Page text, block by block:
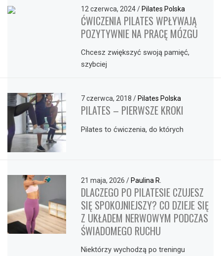
12 czerwca, 2024/ Pilates Polska
ĆWICZENIA PILATES WPŁYWAJĄ
POZYTYWNIE NA PRACĘ MÓZGU
Chcesz zwiększyć swoją pamięć,
szybciej
7 czerwca, 2018/ Pilates Polska
PILATES – PIERWSZE KROKI
Pilates to ćwiczenia, do których
21 maja, 2026/ Paulina R.
DLACZEGO PO PILATESIE CZUJESZ
SIĘ SPOKOJNIEJSZY? CO DZIEJE SIĘ
Z UKŁADEM NERWOWYM PODCZAS
ŚWIADOMEGO RUCHU
Niektórzy wychodzą po treningu